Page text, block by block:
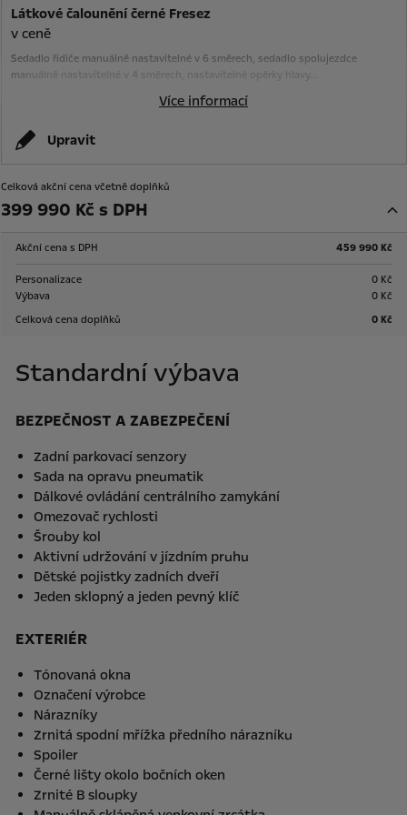
Látkové čalounění černé Fresez
v ceně
Sedadlo řidiče manuálně nastavitelné v 6 směrech, sedadlo spolujezdce
manuálně nastavitelné v 4 směrech, nastavitelné opěrky hlavy...
Více informací
Upravit
Celková akční cena včetně doplňků
399 990 Kč s DPH
Akční cena s DPH 459 990 Kč
Personalizace
0 Kč
Výbava
0 Kč
Celková cena doplňků
0 Kč
Standardní výbava
BEZPEČNOST A ZABEZPEČENÍ
Zadní parkovací senzory
Sada na opravu pneumatik
Dálkové ovládání centrálního zamykání
Omezovač rychlosti
Šrouby kol
Aktivní udržování v jízdním pruhu
Dětské pojistky zadních dveří
Jeden sklopný a jeden pevný klíč
EXTERIÉR
Tónovaná okna
Označení výrobce
Nárazníky
Zrnitá spodní mřížka předního nárazníku
Spoiler
Černé lišty okolo bočních oken
Zrnité B sloupky